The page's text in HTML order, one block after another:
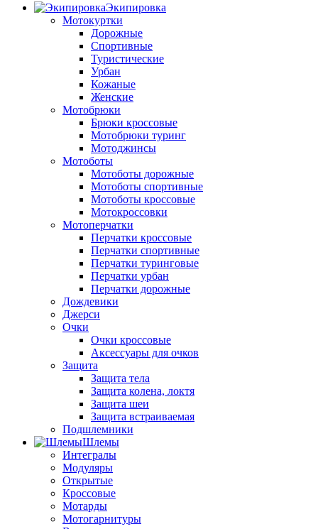
Экипировка
Мотокуртки
Дорожные
Спортивные
Туристические
Урбан
Кожаные
Женские
Мотобрюки
Брюки кроссовые
Мотобрюки туринг
Мотоджинсы
Мотоботы
Мотоботы дорожные
Мотоботы спортивные
Мотоботы кроссовые
Мотокроссовки
Мотоперчатки
Перчатки кроссовые
Перчатки спортивные
Перчатки туринговые
Перчатки урбан
Перчатки дорожные
Дождевики
Джерси
Очки
Очки кроссовые
Аксессуары для очков
Защита
Защита тела
Защита колена, локтя
Защита шеи
Защита встраиваемая
Подшлемники
Шлемы
Интегралы
Модуляры
Открытые
Кроссовые
Мотарды
Мотогарнитуры